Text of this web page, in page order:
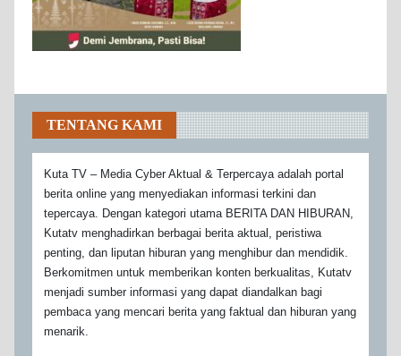
TENTANG KAMI
Kuta TV – Media Cyber Aktual & Terpercaya adalah portal
berita online yang menyediakan informasi terkini dan
tepercaya. Dengan kategori utama BERITA DAN HIBURAN,
Kutatv menghadirkan berbagai berita aktual, peristiwa
penting, dan liputan hiburan yang menghibur dan mendidik.
Berkomitmen untuk memberikan konten berkualitas, Kutatv
menjadi sumber informasi yang dapat diandalkan bagi
pembaca yang mencari berita yang faktual dan hiburan yang
menarik.